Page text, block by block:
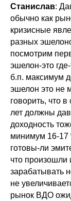
Станислав:
обычно как
кризисные
разных
посмотрим
эшелон-это
б.п. максимум
эшелон это не
говорить, что
лет должны
доходность
минимум 16-17
готовы-ли
что
зарабатывать
не
рынок ВДО